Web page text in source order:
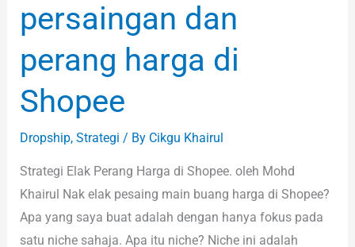
persaingan dan
perang harga di
Shopee
Dropship, Strategi / By Cikgu Khairul
Strategi Elak Perang Harga di Shopee. oleh Mohd
Khairul Nak elak pesaing main buang harga di Shopee?
Apa yang saya buat adalah dengan hanya fokus pada
satu niche sahaja. Apa itu niche? Niche ini adalah